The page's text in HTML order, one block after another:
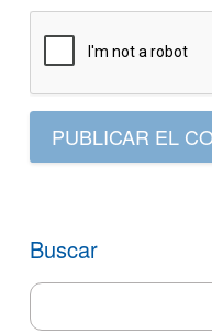
PUBLICAR EL
Buscar
Search
for: